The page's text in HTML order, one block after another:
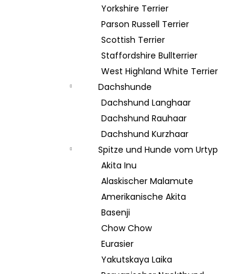
Yorkshire Terrier
Parson Russell Terrier
Scottish Terrier
Staffordshire Bullterrier
West Highland White Terrier
Dachshunde
Dachshund Langhaar
Dachshund Rauhaar
Dachshund Kurzhaar
Spitze und Hunde vom Urtyp
Akita Inu
Alaskischer Malamute
Amerikanische Akita
Basenji
Chow Chow
Eurasier
Yakutskaya Laika